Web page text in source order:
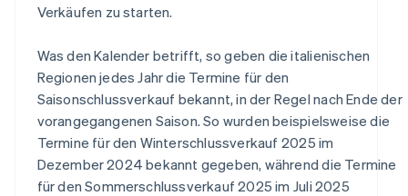
Verkäufen zu starten.
Was den Kalender betrifft, so geben die italienischen
Regionen jedes Jahr die Termine für den
Saisonschlussverkauf bekannt, in der Regel nach Ende der
vorangegangenen Saison. So wurden beispielsweise die
Termine für den Winterschlussverkauf 2025 im
Dezember 2024 bekannt gegeben, während die Termine
für den Sommerschlussverkauf 2025 im Juli 2025